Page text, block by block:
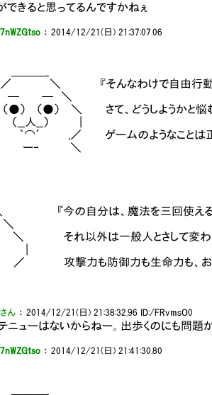
きると思ってるんですかねぇ
：2014/12/21(日) 21:37:07.06
なわけで自由行動となっ
＼
さて、どうしようかと悩む。戦
__） |
ームのようなことは正直
‐ ＼
分は、魔法を三回使える
れ以外は一般人とさして変わら
. |
／ 攻撃力も防御力も生命力も、おそ
ん ：2014/12/21(日) 21:38:32.96 ID:/FRvmsO0
ニューはないからねー。出歩くのにも問題
：2014/12/21(日) 21:41:30.80